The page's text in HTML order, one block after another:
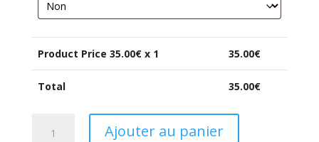
Product Price 35.00€ x 1 35.00€
Total 35.00€
Ajouter au panier